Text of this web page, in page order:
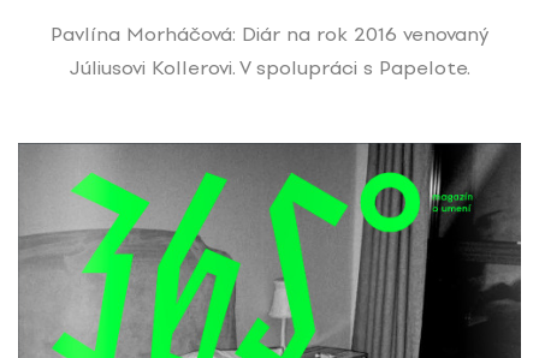
Pavlína Morháčová: Diár na rok 2016 venovaný
Júliusovi Kollerovi. V spolupráci s Papelote.